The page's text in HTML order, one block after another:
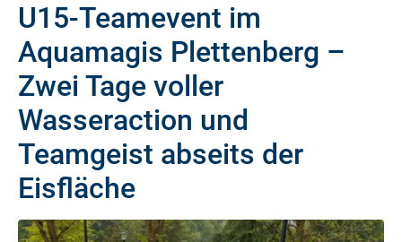
U15-Teamevent im
Aquamagis Plettenberg –
Zwei Tage voller
Wasseraction und
Teamgeist abseits der
Eisfläche